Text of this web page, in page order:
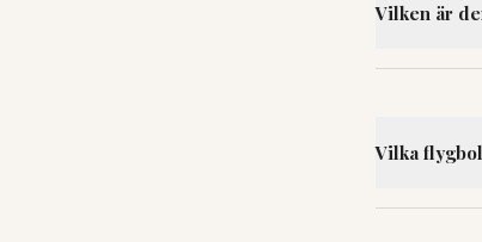
Vilken är
Vilka